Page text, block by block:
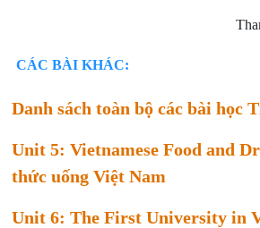
CÁC BÀI KHÁC:
Danh sách toàn bộ các bài học
Unit 5: Vietnamese Food and
thức uống Việt Nam
Unit 6: The First University in